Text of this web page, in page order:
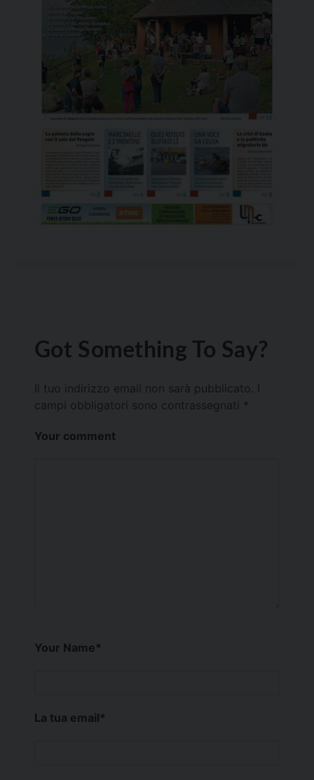
Got Something To Say?
Il tuo indirizzo email non sarà pubblicato.
campi obbligatori sono contrassegnati *
Your comment
Your Name*
La tua email*